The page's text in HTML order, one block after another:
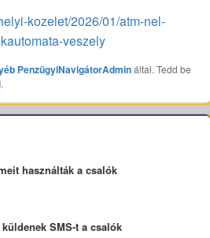
kozelet/2026/01/atm-nel-
veszely
PenzügyiNavigátorAdmináltal. Tedd be
.
használták a csalók
SMS-t a csalók